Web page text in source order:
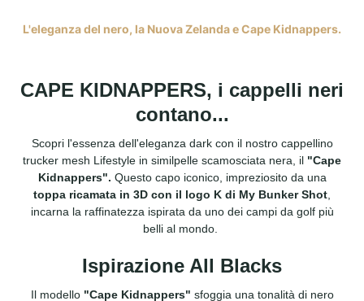
L'eleganza del nero, la Nuova Zelanda e Cape Kidnappers.
CAPE KIDNAPPERS, i cappelli neri
contano...
Scopri l'essenza dell'eleganza dark con il nostro cappellino
trucker mesh Lifestyle in similpelle scamosciata nera, il "Cape
Kidnappers". Questo capo iconico, impreziosito da una
toppa ricamata in 3D con il logo K di My Bunker Shot
incarna la raffinatezza ispirata da uno dei campi da golf più
belli al mondo.
Ispirazione All Blacks
Il modello "Cape Kidnappers" sfoggia una tonalità di nero